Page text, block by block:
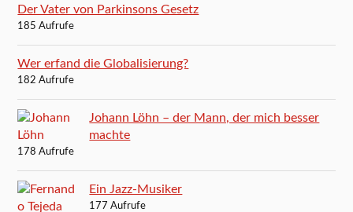
Der Vater von Parkinsons Gesetz
185 Aufrufe
Wer erfand die Globalisierung?
182 Aufrufe
Johann Löhn – der Mann, der mich besser
machte
178 Aufrufe
Ein Jazz-Musiker
177 Aufrufe